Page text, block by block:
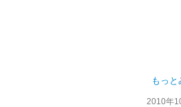
もっ
2010年